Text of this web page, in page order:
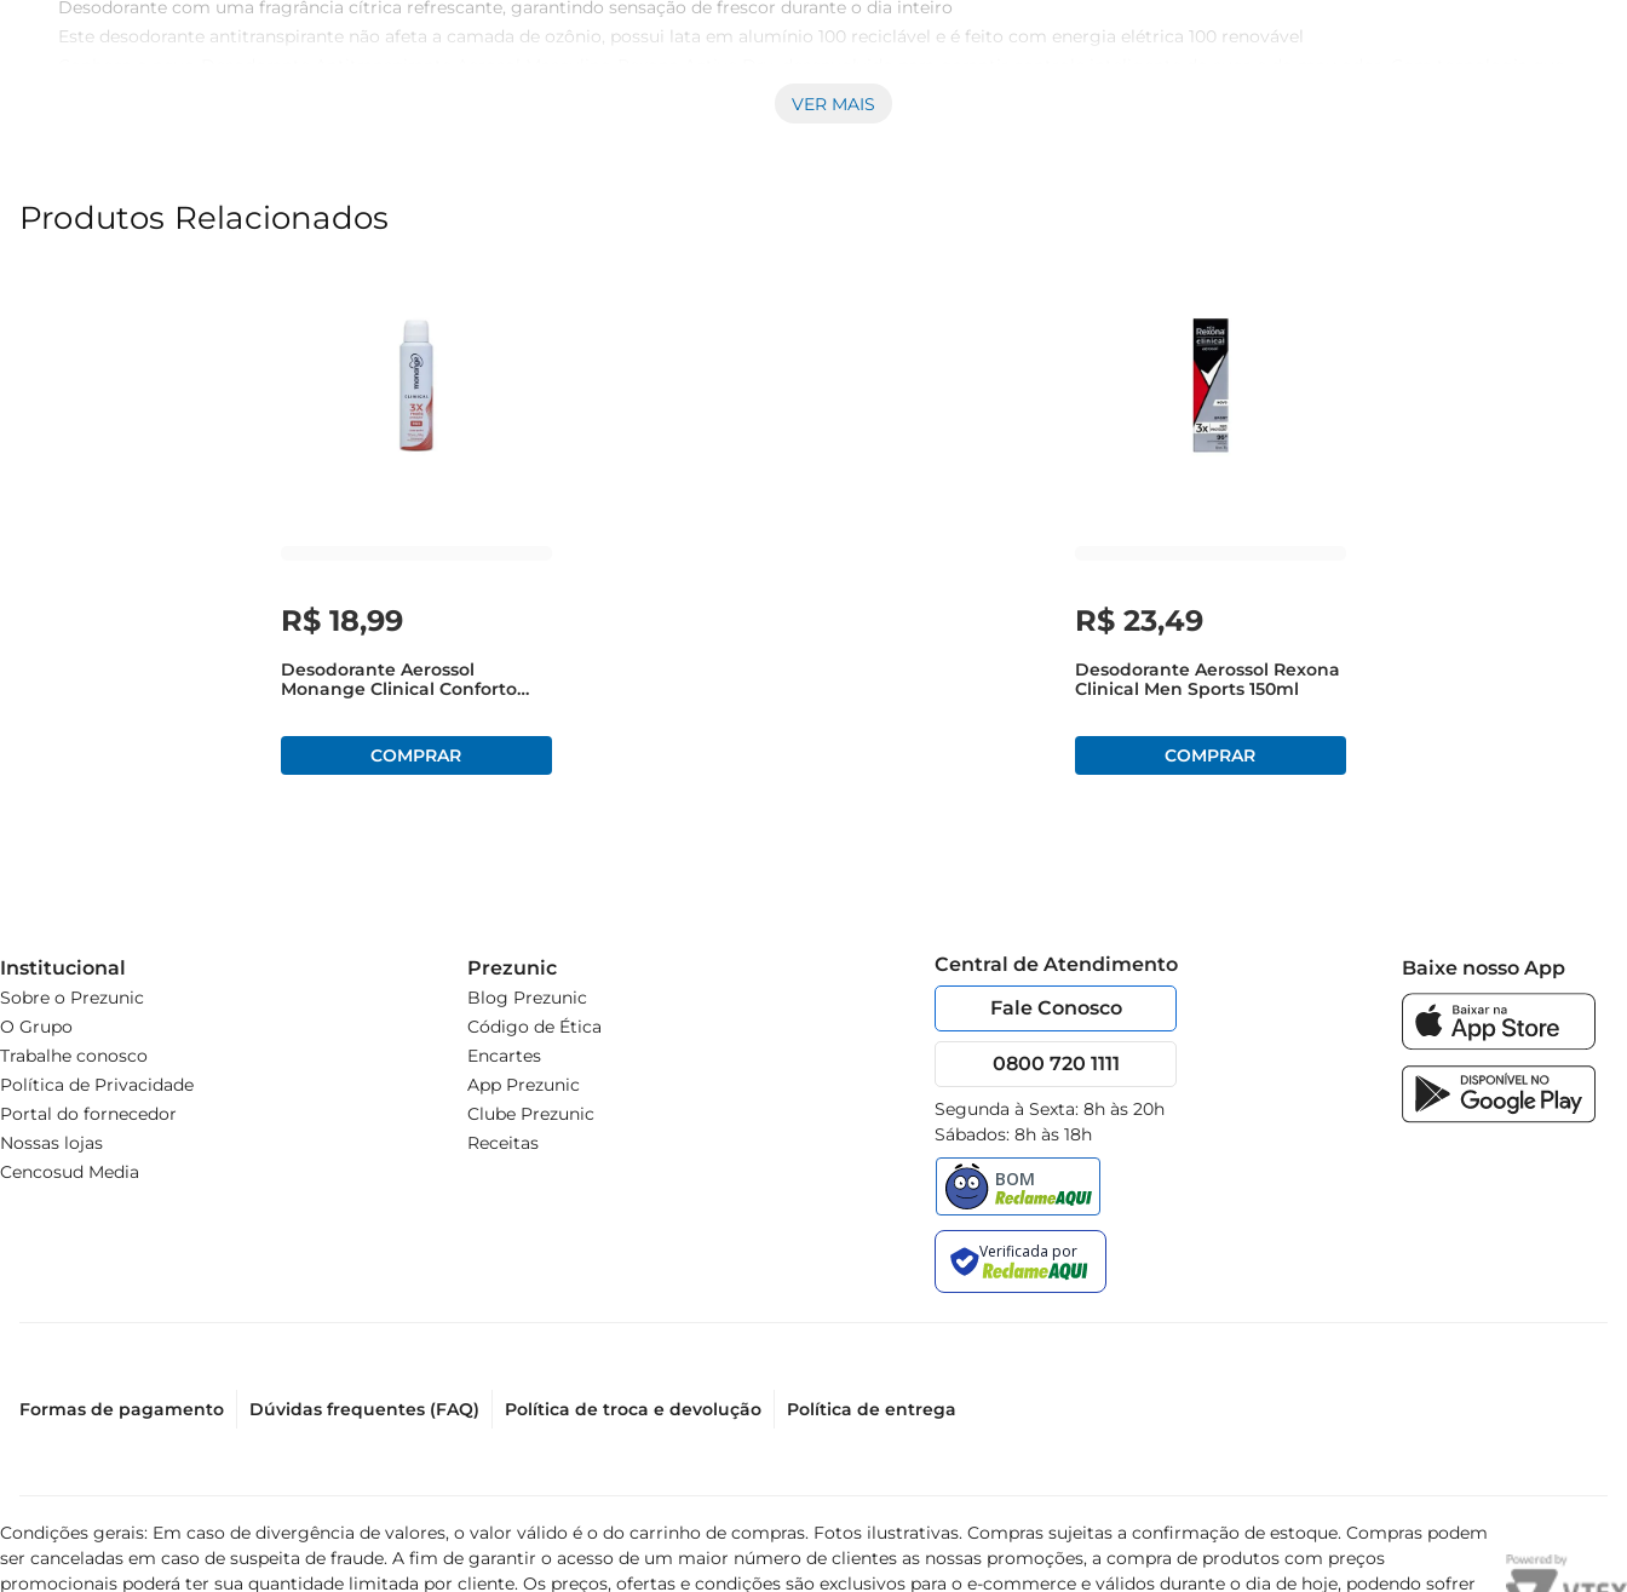
Desodorante com uma fragrância cítrica refrescante, garantindo sensação de frescor durante o dia inteiro
Este desodorante antitranspirante não afeta a camada de ozônio, possui lata em alumínio 100 reciclável e é feito com energia elétrica 100 renovável
se ativa com o calor do seu corpo, ele oferece 72 horas de proteção contínua, adaptandose ao seu ritmo e às condições da sua pele para manter você seco, fresco e confiante ao
possui 0 de álcool etílico. Sua fragrância cítrica é refrescante, ideal para quem busca uma sensação prolongada de frescor o dia inteiro. Para melhores resultados, agite bem antes
VER MAIS
Produtos Relacionados
R$ 18,99
Desodorante Aerossol
Monange Clinical Conforto
R$ 23,49
Desodorante Aerossol Rexona
Clinical Men Sports 150ml
Institucional
Sobre o Prezunic
O Grupo
Trabalhe conosco
Política de Privacidade
Portal do fornecedor
Nossas lojas
Cencosud Media
Prezunic
Blog Prezunic
Código de Ética
Encartes
App Prezunic
Clube Prezunic
Receitas
Central de Atendimento
Fale Conosco
0800 720 1111
Segunda à Sexta: 8h às 20h
Sábados: 8h às 18h
Baixe nosso App
Formas de pagamento Dúvidas frequentes (FAQ) Política de troca e devolução Política de entrega
Condições gerais: Em caso de divergência de valores, o valor válido é o do carrinho de compras. Fotos ilustrativas. Compras sujeitas a confirmação de estoque. Compras podem
ser canceladas em caso de suspeita de fraude. A fim de garantir o acesso de um maior número de clientes as nossas promoções, a compra de produtos com preços
promocionais poderá ter sua quantidade limitada por cliente. Os preços, ofertas e condições são exclusivos para o e-commerce e válidos durante o dia de hoje, podendo sofrer